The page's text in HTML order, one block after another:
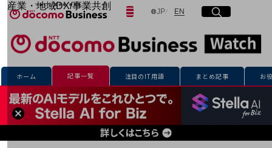
産業・地域DX/事業共創
OPEN HUB for Plural Futures
自律・分散・協調型社会の実現を目指し、
「社会可能性」を探究・実装する事業共創エコシステムです。
OPEN HUB for Plural Futuresとは
イベント/ウェビナー
記事コンテンツ
プレイヤー(カタリスト/パートナー企業)
事例
Smart World
産業・地域DXプラットフォーマーとして
JP日本語
ENEnglish
サイト内検索
開く
メニュー
開く
フリーワードを入力して探す
フリーワードでNTTドコモビジネスの
検索する
ホーム 記事一覧 注目のIT用語 まとめ記事 お